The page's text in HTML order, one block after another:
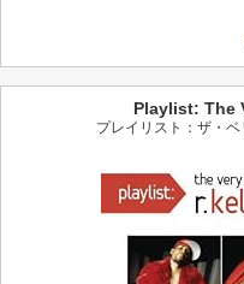
Playlist: The
プレイリスト：ザ・